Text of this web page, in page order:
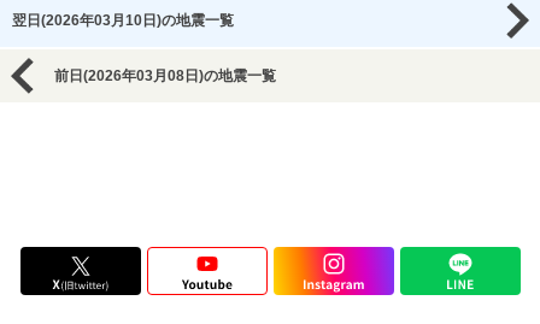
翌日(2026年03月10日)の地震一覧
前日(2026年03月08日)の地震一覧